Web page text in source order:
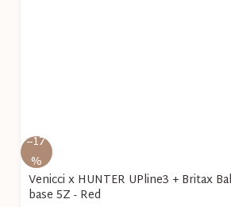
–17
%
Venicci x HUNTER UPline3 + Britax
base 5Z - Red